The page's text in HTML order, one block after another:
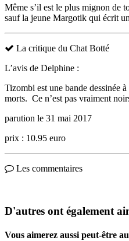
Même s’il est le plus mignon de
sauf la jeune Margotik qui écrit
La critique du Chat Botté
L’avis de Delphine :
Tizombi est une bande dessinée
morts. Ce n’est pas vraiment
parution le 31 mai 2017
prix : 10.95 euro
Les commentaires
D'autres ont également
Vous aimerez aussi peut-être